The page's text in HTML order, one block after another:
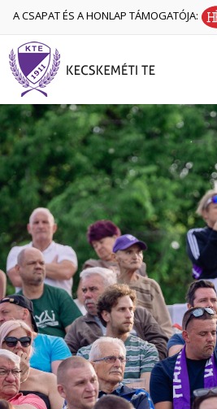
A CSAPAT ÉS A HONLAP TÁMOGATÓJA: